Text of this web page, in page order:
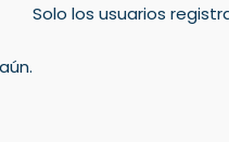
Solo los usuarios